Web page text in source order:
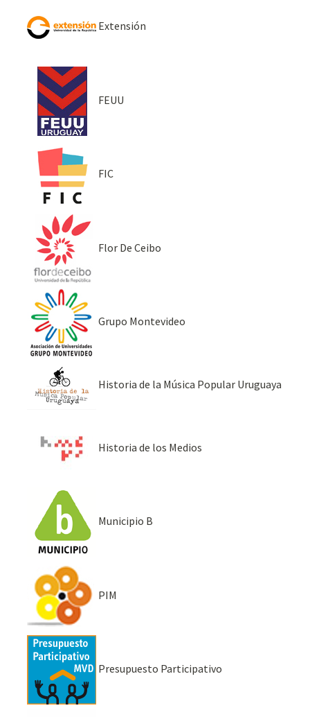
Extensión
FEUU
FIC
Flor De Ceibo
Grupo Montevideo
Historia de la Música Popular Uruguaya
Historia de los Medios
Municipio B
PIM
Presupuesto Participativo